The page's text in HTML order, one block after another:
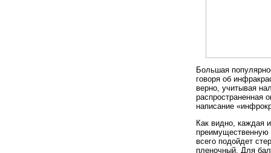
Большая
говоря об
верно, учитывая
распространенная
написание
Как видно, каждая
всего подойдет
пленочный. Для